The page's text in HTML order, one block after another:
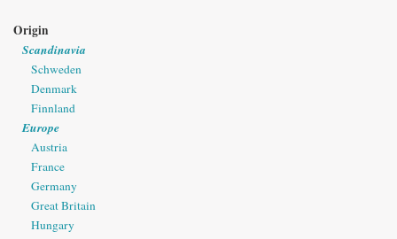
Origin
Scandinavia
Schweden
Denmark
Finnland
Europe
Austria
France
Germany
Great Britain
Hungary